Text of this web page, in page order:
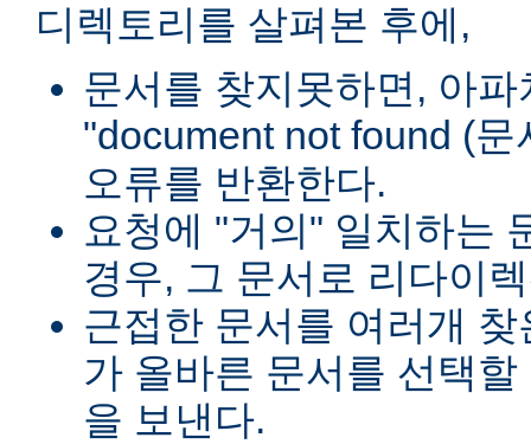
디렉토리를 살펴본 후에,
문서를 찾지못하면, 아
"document not found (
오류를 반환한다.
요청에 "거의" 일치하는
경우, 그 문서로 리다이
근접한 문서를 여러개
가 올바른 문서를 선택
을 보낸다.